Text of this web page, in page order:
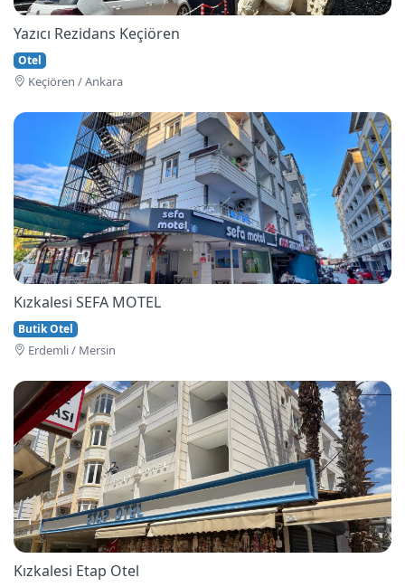
Yazıcı Rezidans Keçiören
Otel
Keçi̇ören / Ankara
Kızkalesi SEFA MOTEL
Butik Otel
Erdemli / Mersin
Kızkalesi Etap Otel